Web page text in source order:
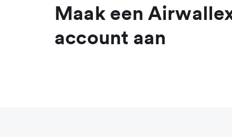
Maak een
account aan